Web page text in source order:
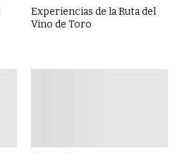
Experiencias de la Ruta del
Vino de Toro